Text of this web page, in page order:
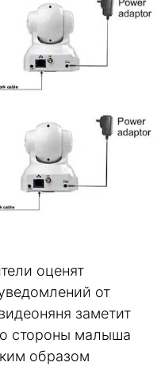
оценят
от
заметит
стороны малыша
образом